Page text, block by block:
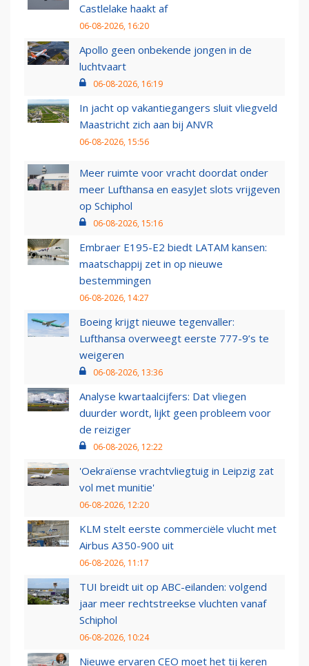
Castlelake haakt af
06-08-2026, 16:20
Apollo geen onbekende jongen in de
luchtvaart
06-08-2026, 16:19
In jacht op vakantiegangers sluit vliegveld
Maastricht zich aan bij ANVR
06-08-2026, 15:56
Meer ruimte voor vracht doordat onder
meer Lufthansa en easyJet slots vrijgeven
op Schiphol
06-08-2026, 15:16
Embraer E195-E2 biedt LATAM kansen:
maatschappij zet in op nieuwe
bestemmingen
06-08-2026, 14:27
Boeing krijgt nieuwe tegenvaller:
Lufthansa overweegt eerste 777-9’s te
weigeren
06-08-2026, 13:36
Analyse kwartaalcijfers: Dat vliegen
duurder wordt, lijkt geen probleem voor
de reiziger
06-08-2026, 12:22
'Oekraïense vrachtvliegtuig in Leipzig zat
vol met munitie'
06-08-2026, 12:20
KLM stelt eerste commerciële vlucht met
Airbus A350-900 uit
06-08-2026, 11:17
TUI breidt uit op ABC-eilanden: volgend
jaar meer rechtstreekse vluchten vanaf
Schiphol
06-08-2026, 10:24
Nieuwe ervaren CEO moet het tij keren